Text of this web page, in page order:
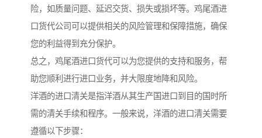
险，如质量问题、延迟交货、损失或损坏等。鸡尾酒进
口货代公司可以提供相关的风险管理和保障措施，确保
您的利益得到充分保护。
总之，鸡尾酒进口货代可以为您提供的支持和服务，帮
助您顺利进行进口业务，并大限度地降和风险。
洋酒的进口清关是指洋酒从其生产国进口到目的国时所
需的清关手续和程序。一般来说，洋酒的进口清关需要
遵循以下步骤：